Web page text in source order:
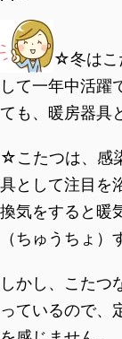
☆冬はこ
して一年中活躍
ても、暖房器具
☆こたつは、感
具として注目を
換気をすると暖
（ちゅうちょ）
しかし、こたつ
っているので、